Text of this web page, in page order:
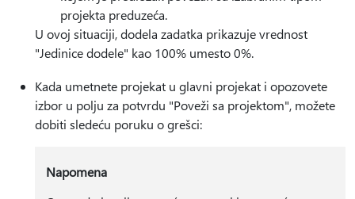
projekta preduzeća.
U ovoj situaciji, dodela zadatka prikazuje vrednost
"Jedinice dodele" kao 100% umesto 0%.
Kada umetnete projekat u glavni projekat i opozovete
izbor u polju za potvrdu "Poveži sa projektom", možete
dobiti sledeću poruku o grešci:
Napomena